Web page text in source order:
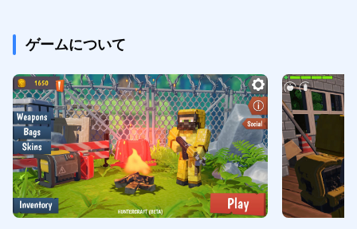
ゲームについて